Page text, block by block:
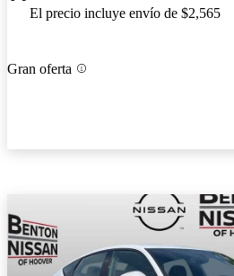
El precio incluye envío de $2,565
Gran oferta